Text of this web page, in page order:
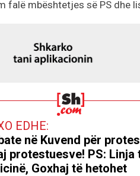
falë mbështetjes së PS dhe
EDHE:
në Kuvend për
protestuesve! PS:
Goxhaj të hetohet